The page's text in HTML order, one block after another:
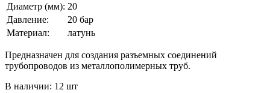
Диаметр (мм): 20
Давление:
20 бар
Материал:
латунь
Предназначен для создания разъемных соединений
трубопроводов из металлополимерных труб.
В наличии: 12 шт